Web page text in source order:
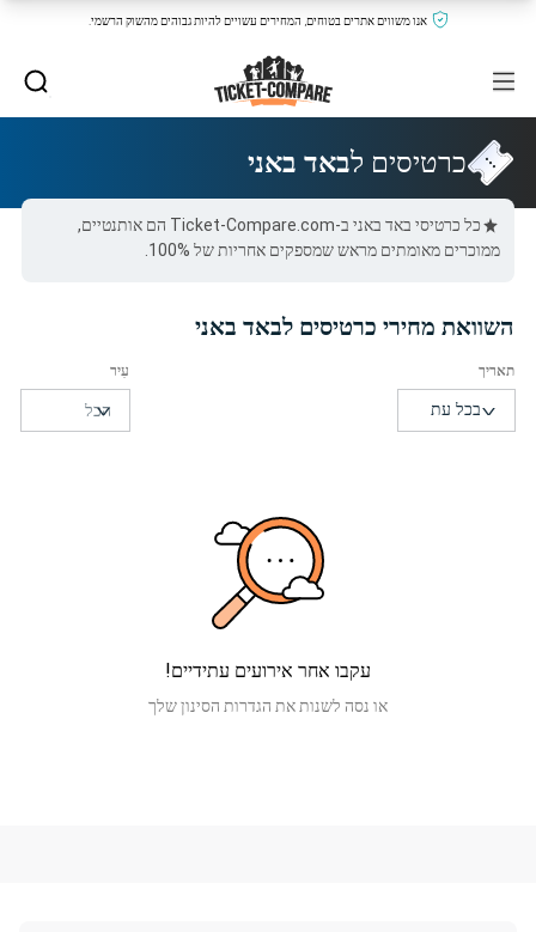
אנו משווים אתרים בטוחים, המחירים עשויים להיות גבוהים מהשוק הרשמי.
כרטיסים לבאד באני
כל כרטיסי באד באני ב-Ticket-Compare.com הם אותנטיים,
ממוכרים מאומתים מראש שמספקים אחריות של 100%.
השוואת מחירי כרטיסים לבאד באני
עקבו אחר אירועים עתידיים!
או נסה לשנות את הגדרות הסינון שלך